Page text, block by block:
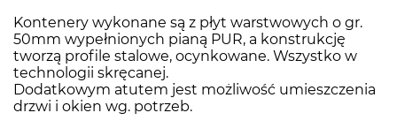
Kontenery wykonane są z płyt warstwowych o gr.
50mm wypełnionych pianą PUR, a konstrukcję
tworzą profile stalowe, ocynkowane. Wszystko w
technologii skręcanej.
Dodatkowym atutem jest możliwość umieszczenia
drzwi i okien wg. potrzeb.